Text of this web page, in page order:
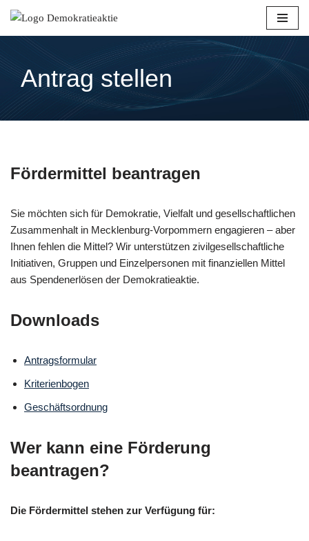
Zum
springen
Antrag stellen
Fördermittel beantragen
Sie möchten sich für Demokratie, Vielfalt und gesellschaftlichen
Zusammenhalt in Mecklenburg-Vorpommern engagieren – aber
Ihnen fehlen die Mittel? Wir unterstützen zivilgesellschaftliche
Initiativen, Gruppen und Einzelpersonen mit finanziellen Mittel
aus Spendenerlösen der Demokratieaktie.
Downloads
Antragsformular
Kriterienbogen
Geschäftsordnung
Wer kann eine Förderung
beantragen?
Die Fördermittel stehen zur Verfügung für: